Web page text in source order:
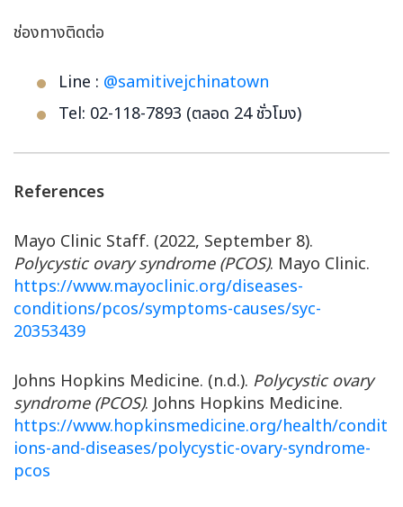
ช่องทางติดต่อ
Line : @samitivejchinatown
Tel: 02-118-7893 (ตลอด 24 ชั่วโมง)
References
Mayo Clinic Staff. (2022, September 8).
Polycystic ovary syndrome (PCOS). Mayo Clinic.
https://www.mayoclinic.org/diseases-
conditions/pcos/symptoms-causes/syc-
20353439
Johns Hopkins Medicine. (n.d.). Polycystic ovary
syndrome (PCOS). Johns Hopkins Medicine.
https://www.hopkinsmedicine.org/health/condit
ions-and-diseases/polycystic-ovary-syndrome-
pcos